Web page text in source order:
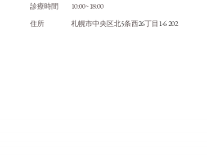
診療時間 10:00~18:00
住所 札幌市中央区北5条西26丁目 1-6 202